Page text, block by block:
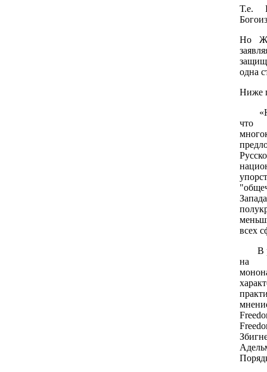
Т.е.
Но
одна
Ниже
«На
что
всех
В
на